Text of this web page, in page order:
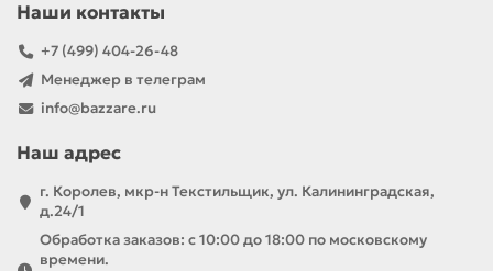
Наши контакты
+7 (499) 404-26-48
Менеджер в телеграм
info@bazzare.ru
Наш адрес
г. Королев, мкр-н Текстильщик, ул. Калининградская,
д.24/1
Обработка заказов: с 10:00 до 18:00 по московскому
времени.